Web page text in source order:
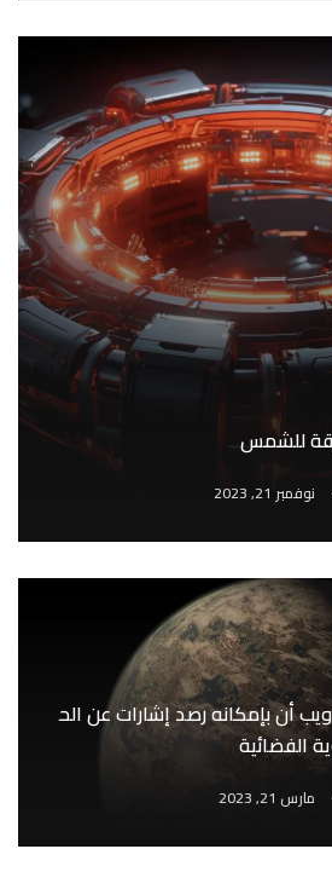
للشمس
نوفمبر 21, 2023
أن بإمكانه رصد إشارات عن الح
الفضائية
مارس 21, 2023